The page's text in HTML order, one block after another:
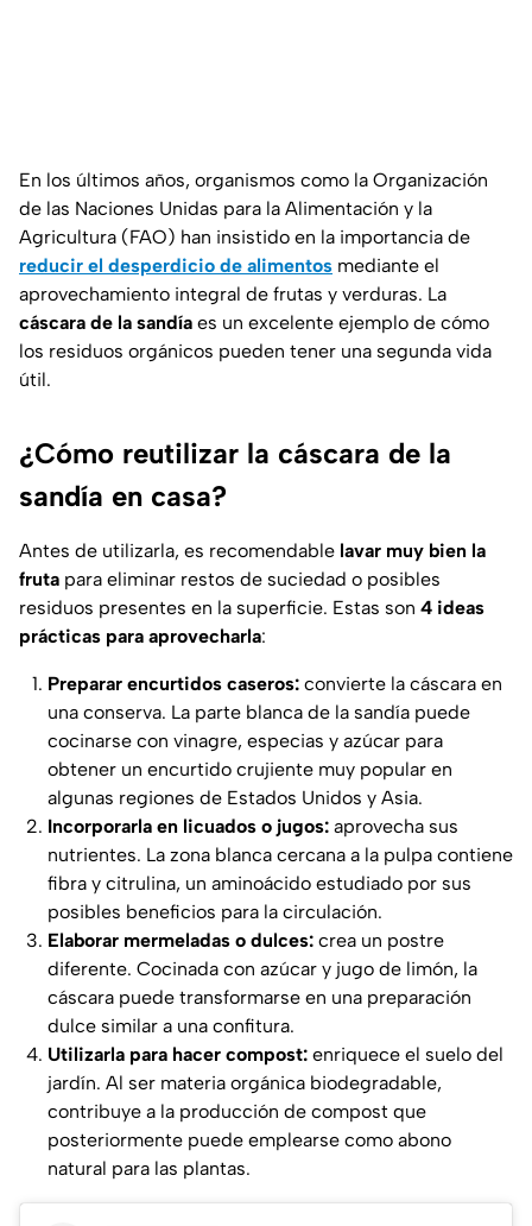
En los últimos años, organismos como la Organización
de las Naciones Unidas para la Alimentación y la
Agricultura (FAO) han insistido en la importancia de
reducir el desperdicio de alimentos mediante el
aprovechamiento integral de frutas y verduras. La
cáscara de la sandía es un excelente ejemplo de cómo
los residuos orgánicos pueden tener una segunda vida
útil.
¿Cómo reutilizar la cáscara de la
sandía en casa?
Antes de utilizarla, es recomendable lavar muy bien la
fruta para eliminar restos de suciedad o posibles
residuos presentes en la superficie. Estas son 4 ideas
prácticas para aprovecharla:
Preparar encurtidos caseros: convierte la cáscara en
una conserva. La parte blanca de la sandía puede
cocinarse con vinagre, especias y azúcar para
obtener un encurtido crujiente muy popular en
algunas regiones de Estados Unidos y Asia.
Incorporarla en licuados o jugos: aprovecha sus
nutrientes. La zona blanca cercana a la pulpa contiene
fibra y citrulina, un aminoácido estudiado por sus
posibles beneficios para la circulación.
Elaborar mermeladas o dulces: crea un postre
diferente. Cocinada con azúcar y jugo de limón, la
cáscara puede transformarse en una preparación
dulce similar a una confitura.
Utilizarla para hacer compost: enriquece el suelo del
jardín. Al ser materia orgánica biodegradable,
contribuye a la producción de compost que
posteriormente puede emplearse como abono
natural para las plantas.